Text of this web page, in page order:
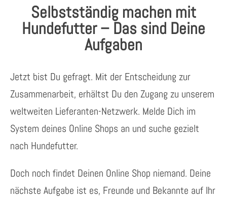
Selbstständig machen mit
Hundefutter – Das sind Deine
Aufgaben
Jetzt bist Du gefragt. Mit der Entscheidung zur
Zusammenarbeit, erhältst Du den Zugang zu unserem
weltweiten Lieferanten-Netzwerk. Melde Dich im
System deines Online Shops an und suche gezielt
nach Hundefutter.
Doch noch findet Deinen Online Shop niemand. Deine
nächste Aufgabe ist es, Freunde und Bekannte auf Ihr